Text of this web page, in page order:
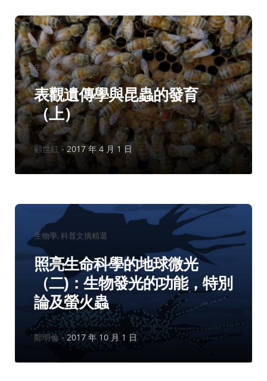
分
類：
生物學 科普文摘精選
表觀遺傳學與昆蟲的發育
（上）
作
者：
顧世紅 2017 年 4 月 1 日
分
類：
生物學 科普文摘精選
照亮生命科學的地球微光
（二)：生物發光的功能，特別
論及螢火蟲
作
鄭明倫 2017 年 10 月 1 日